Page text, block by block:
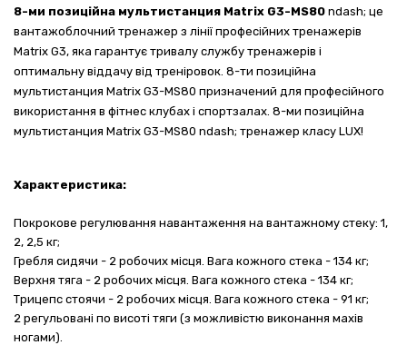
8-ми позиційна мультистанция Matrix G3-MS80 ndash; це
вантажоблочний тренажер з лінії професійних тренажерів
Matrix G3, яка гарантує тривалу службу тренажерів і
оптимальну віддачу від треніровок. 8-ти позиційна
мультистанция Matrix G3-MS80 призначений для професійного
використання в фітнес клубах і спортзалах. 8-ми позиційна
мультистанция Matrix G3-MS80 ndash; тренажер класу LUX!
Характеристика:
Покрокове регулювання навантаження на вантажному стеку: 1,
2, 2,5 кг;
Гребля сидячи - 2 робочих місця. Вага кожного стека - 134 кг;
Верхня тяга - 2 робочих місця. Вага кожного стека - 134 кг;
Трицепс стоячи - 2 робочих місця. Вага кожного стека - 91 кг;
2 регульовані по висоті тяги (з можливістю виконання махів
ногами).